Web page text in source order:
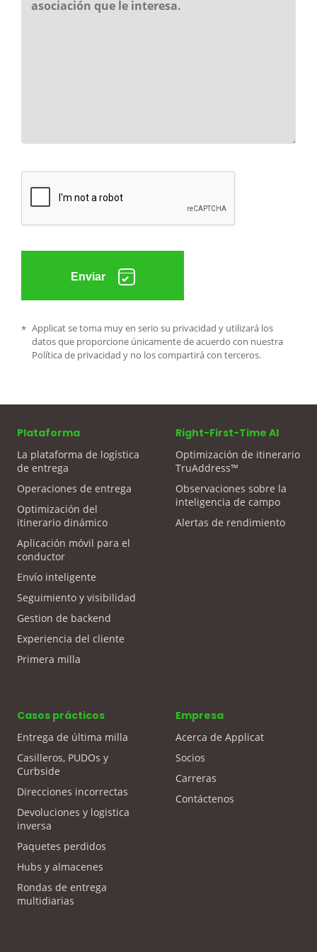
Enviar
Applicat se toma muy en serio su privacidad y utilizará los
datos que proporcione únicamente de acuerdo con nuestra
Política de privacidad y no los compartirá con terceros.
Plataforma
La plataforma de logística
de entrega
Operaciones de entrega
Optimización del
itinerario dinámico
Aplicación móvil para el
conductor
Envío inteligente
Seguimiento y visibilidad
Gestion de backend
Experiencia del cliente
Primera milla
Right-First-Time AI
Optimización de itinerario
TruAddress™
Observaciones sobre la
inteligencia de campo
Alertas de rendimiento
Casos prácticos
Entrega de última milla
Casilleros, PUDOs y
Curbside
Direcciones incorrectas
Devoluciones y logistica
inversa
Paquetes perdidos
Hubs y almacenes
Rondas de entrega
multidiarias
Empresa
Acerca de Applicat
Socios
Carreras
Contáctenos